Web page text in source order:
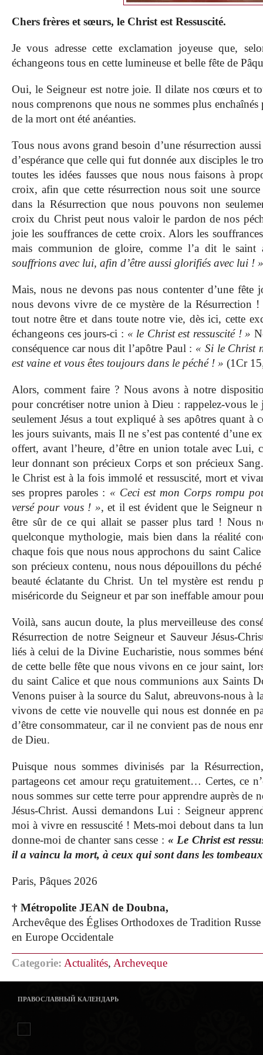
Chers frères et sœurs, le Christ est Ressuscité.
Je vous adresse cette exclamation joyeuse que,
échangeons tous en cette lumineuse et belle fête de
Oui, le Seigneur est notre joie. Il dilate nos cœurs et
nous comprenons que nous ne sommes plus enchaînés
de la mort ont été anéanties.
Tous nous avons grand besoin d’une résurrection
d’espérance que celle qui fut donnée aux disciples le
toutes les idées fausses que nous nous faisons à
croix, afin que cette résurrection nous soit une
dans la Résurrection que nous pouvons non
croix du Christ peut nous valoir le pardon de nos
joie les souffrances de cette croix. Alors les
mais communion de gloire, comme l’a dit le
souffrions avec lui, afin d’être aussi glorifiés avec lui ! »
Mais, nous ne devons pas nous contenter d’une fête
nous devons vivre de ce mystère de la Résurrection
tout notre être et dans toute notre vie, dès ici, cette
échangeons ces jours-ci : « le Christ est ressuscité ! »
conséquence car nous dit l’apôtre Paul : « Si le Christ
est vaine et vous êtes toujours dans le péché ! » (1Cr
Alors, comment faire ? Nous avons à notre
pour concrétiser notre union à Dieu : rappelez-vous
seulement Jésus a tout expliqué à ses apôtres quant à
les jours suivants, mais Il ne s’est pas contenté d’une
offert, avant l’heure, d’être en union totale avec Lui,
leur donnant son précieux Corps et son précieux
le Christ est à la fois immolé et ressuscité, mort et
ses propres paroles : « Ceci est mon Corps rompu
versé pour vous ! », et il est évident que le Seigneur
être sûr de ce qui allait se passer plus tard ! Nous
quelconque mythologie, mais bien dans la réalité
chaque fois que nous nous approchons du saint
son précieux contenu, nous nous dépouillons du
beauté éclatante du Christ. Un tel mystère est rendu
miséricorde du Seigneur et par son ineffable amour
Voilà, sans aucun doute, la plus merveilleuse des
Résurrection de notre Seigneur et Sauveur Jésus-
liés à celui de la Divine Eucharistie, nous sommes
de cette belle fête que nous vivons en ce jour saint,
du saint Calice et que nous communions aux Saints
Venons puiser à la source du Salut, abreuvons-nous à
vivons de cette vie nouvelle qui nous est donnée en
d’être consommateur, car il ne convient pas de nous
de Dieu.
Puisque nous sommes divinisés par la
partageons cet amour reçu gratuitement… Certes, ce
nous sommes sur cette terre pour apprendre auprès de
Jésus-Christ. Aussi demandons Lui : Seigneur
moi à vivre en ressuscité ! Mets-moi debout dans ta
donne-moi de chanter sans cesse : « Le Christ est
il a vaincu la mort, à ceux qui sont dans les
Paris, Pâques 2026
† Métropolite JEAN de Doubna,
Archevêque des Églises Orthodoxes de Tradition Russe
en Europe Occidentale
Categorie: Actualités, Archeveque
ПРАВОСЛАВНЫЙ КАЛЕНДАРЬ